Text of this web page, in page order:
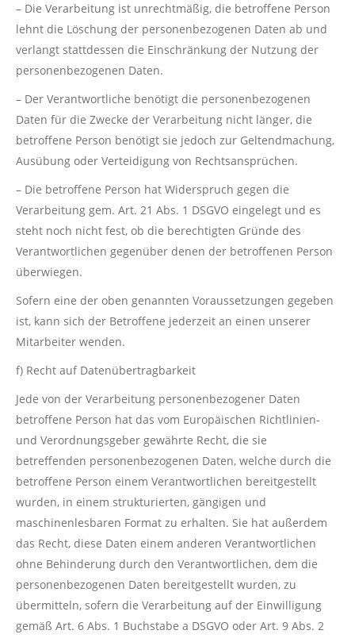
– Die Verarbeitung ist unrechtmäßig, die betroffene Person
lehnt die Löschung der personenbezogenen Daten ab und
verlangt stattdessen die Einschränkung der Nutzung der
personenbezogenen Daten.
– Der Verantwortliche benötigt die personenbezogenen
Daten für die Zwecke der Verarbeitung nicht länger, die
betroffene Person benötigt sie jedoch zur Geltendmachung,
Ausübung oder Verteidigung von Rechtsansprüchen.
– Die betroffene Person hat Widerspruch gegen die
Verarbeitung gem. Art. 21 Abs. 1 DSGVO eingelegt und es
steht noch nicht fest, ob die berechtigten Gründe des
Verantwortlichen gegenüber denen der betroffenen Person
überwiegen.
Sofern eine der oben genannten Voraussetzungen gegeben
ist, kann sich der Betroffene jederzeit an einen unserer
Mitarbeiter wenden.
f) Recht auf Datenübertragbarkeit
Jede von der Verarbeitung personenbezogener Daten
betroffene Person hat das vom Europäischen Richtlinien-
und Verordnungsgeber gewährte Recht, die sie
betreffenden personenbezogenen Daten, welche durch die
betroffene Person einem Verantwortlichen bereitgestellt
wurden, in einem strukturierten, gängigen und
maschinenlesbaren Format zu erhalten. Sie hat außerdem
das Recht, diese Daten einem anderen Verantwortlichen
ohne Behinderung durch den Verantwortlichen, dem die
personenbezogenen Daten bereitgestellt wurden, zu
übermitteln, sofern die Verarbeitung auf der Einwilligung
gemäß Art. 6 Abs. 1 Buchstabe a DSGVO oder Art. 9 Abs. 2